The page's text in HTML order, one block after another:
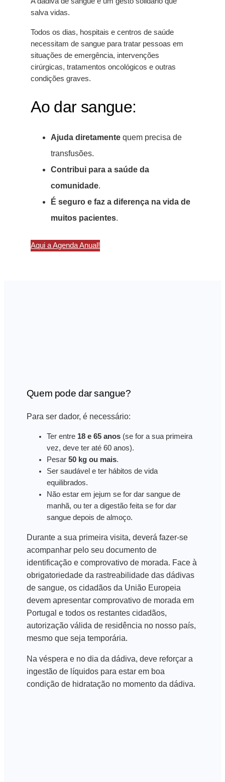
salva vidas.
Todos os dias, hospitais e centros de saúde
necessitam de sangue para tratar pessoas em
situações de emergência, intervenções
cirúrgicas, tratamentos oncológicos e outras
condições graves.
Ao dar sangue:
Ajuda diretamente quem precisa de
transfusões.
Contribui para a saúde da
comunidade.
É seguro e faz a diferença na vida de
muitos pacientes.
Aqui a Agenda Anual!
Quem pode dar sangue?
Para ser dador, é necessário:
Ter entre 18 e 65 anos(se for a sua primeira
vez, deve ter até 60 anos).
Pesar 50 kg ou mais.
Ser saudável e ter hábitos de vida
equilibrados.
Não estar em jejum se for dar sangue de
manhã, ou ter a digestão feita se for dar
sangue depois de almoço.
Durante a sua primeira visita, deverá fazer-se
acompanhar pelo seu documento de
identificação e comprovativo de morada. Face à
obrigatoriedade da rastreabilidade das dádivas
de sangue, os cidadãos da União Europeia
devem apresentar comprovativo de morada em
Portugal e todos os restantes cidadãos,
autorização válida de residência no nosso país,
mesmo que seja temporária.
Na véspera e no dia da dádiva, deve reforçar a
ingestão de líquidos para estar em boa
condição de hidratação no momento da dádiva.